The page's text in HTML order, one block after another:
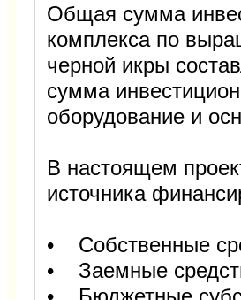
Общая сумма
комплекса по
черной икры
сумма
оборудование и
В настоящем
источника
• Собственные
• Заемные